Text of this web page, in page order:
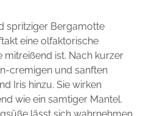
spritziger Bergamotte
eine olfaktorische
ist. Nach kurzer
cremigen und sanften
Iris hinzu. Sie wirken
wie ein samtiger Mantel.
lässt sich wahrnehmen,